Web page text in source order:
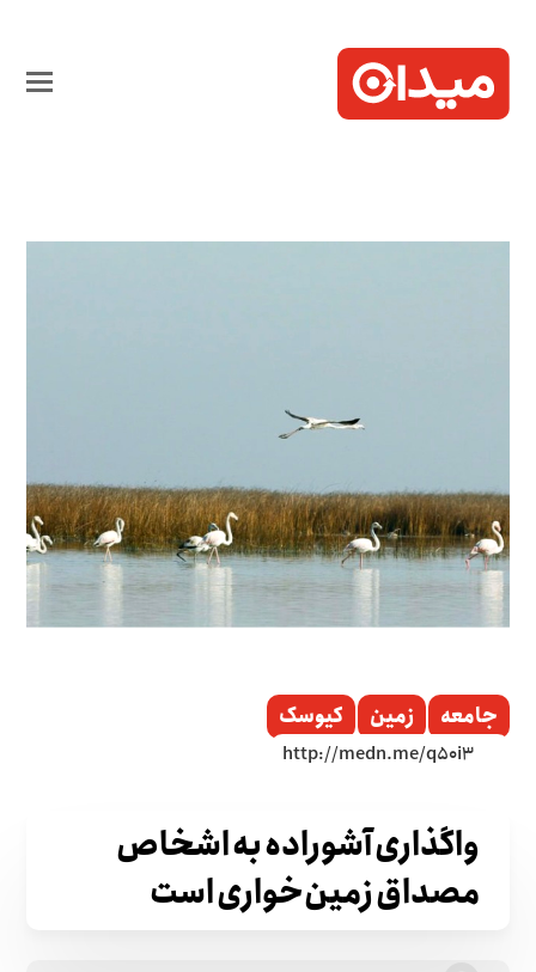
جامعه زمین کیوسک
واگذاری آشوراده به اشخاص
مصداق زمین‌خواری است